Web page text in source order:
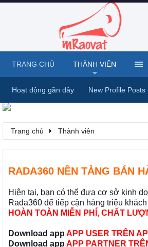
Trang chủ Thành viên
RADA360 NỀN TẢNG BÁN
Hiện tại, bạn có thể đưa cơ sở kinh
Rada360 để tiếp cận hàng triệu
HOÀN TOÀN MIỄN PHÍ, CHẤT
Download app APP USER TRÊN
Download app APP PARTNER
TRANG CHỦ THÀNH VIÊN
Hoạt động gần đây New Profile Posts